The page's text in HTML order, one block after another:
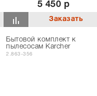
5 450 р
Бытовой комплект к
пылесосам Karcher
2.863-356